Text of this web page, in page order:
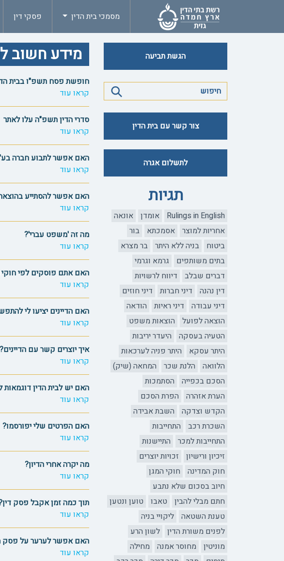
מסמכי בית הדין פסקי דין
הגשת תביעה
צור קשר עם בית הדין
לתשלום אגרה
תגיות
Rulings in English אומדן
אונאה
אחריות למוצר
אסמכתא
בור
ביטוח
בניה ללא היתר
בר מצרא
בתים משותפים
גרמא וגרמי
דברים שבלב
דיווח לרשויות
דין נהנה
דיני חברות
דיני חוזים
דיני עבודה
דיני ראיות
הודאה
הוצאה לפועל
הוצאות משפט
הטעיה בעסקה
היעדר יריבות
היתר עסקא
היתר פניה לערכאות
הלוואה
הלנת שכר
המחאה (שיק)
הסכם בכפייה
הסתמכות
הערת אזהרה
הפרת הסכם
הקדש וצדקה
השבת אבידה
השכרת רכב
התחייבות
התחייבות למכר
התיישנות
זיכיון ורישיון
זכויות יוצרים
חוק המדינה
חוקי המגן
חיוב בסכום שלא נתבע
חתם מבלי להבין
טאבו
טוען ונטען
טענת השטאה
ליקויי בניה
לפנים משורת הדין
לשון הרע
מוניטין
מחוסר אמנה
מחילה
מידע חשוב
חופשת פסח תשפ"ו בבית
קראו עוד
סדרי הדין תשפ"ה עלו לאתר
קראו עוד
האם אפשר לתבוע חברה
קראו עוד
האם אפשר להסתייע
קראו עוד
מה זה 'משפט עברי'?
קראו עוד
האם אתם פוסקים לפי חוקי
קראו עוד
האם הדיינים יציעו לי
קראו עוד
איך יוצרים קשר עם הדיינים?
קראו עוד
האם יש לבית הדין
קראו עוד
האם הפרטים שלי יפורסמו?
קראו עוד
מה יקרה אחרי הדיון?
קראו עוד
תוך כמה זמן אקבל פסק
קראו עוד
האם אפשר לערער על פסק
קראו עוד